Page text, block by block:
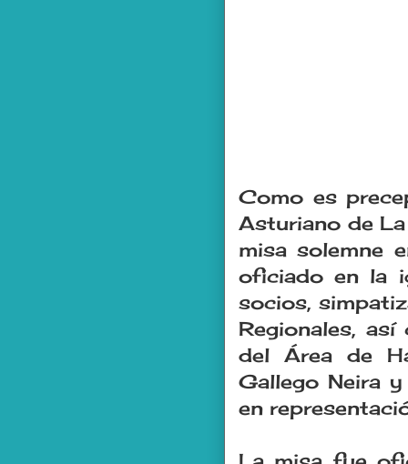
Como es
Asturiano de
misa solemne
oficiado en la
socios,
Regionales,
del Área de
Gallego Neira
en